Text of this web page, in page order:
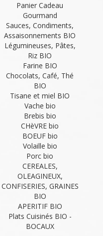
Panier Cadeau
Gourmand
Sauces, Condiments,
Assaisonnements BIO
Légumineuses, Pâtes,
Riz BIO
Farine BIO
Chocolats, Café, Thé
BIO
Tisane et miel BIO
Vache bio
Brebis bio
CHèVRE bio
BOEUF bio
Volaille bio
Porc bio
CEREALES,
OLEAGINEUX,
CONFISERIES, GRAINES
BIO
APERITIF BIO
Plats Cuisinés BIO -
BOCAUX